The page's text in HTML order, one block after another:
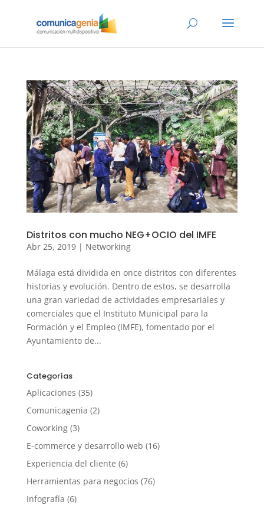
Distritos con mucho NEG+OCIO del IMFE
Abr 25, 2019| Networking
Málaga está dividida en once distritos con diferentes
historias y evolución. Dentro de estos, se desarrolla
una gran variedad de actividades empresariales y
comerciales que el Instituto Municipal para la
Formación y el Empleo (IMFE), fomentado por el
Ayuntamiento de...
Categorías
Aplicaciones (35)
Comunicagenia (2)
Coworking(3)
E-commerce y desarrollo web (16)
Experiencia del cliente (6)
Herramientas para negocios (76)
Infografía (6)